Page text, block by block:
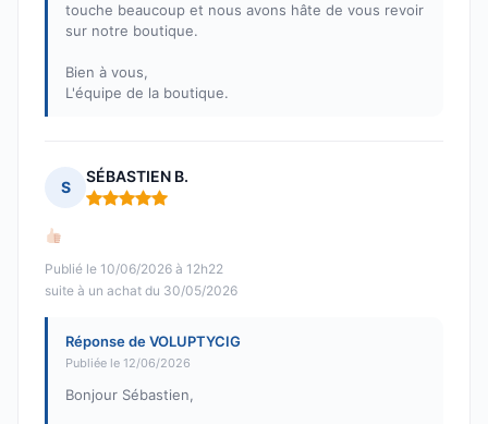
touche beaucoup et nous avons hâte de vous revoir
sur notre boutique.
Bien à vous,
L'équipe de la boutique.
S
SÉBASTIEN B.
Note : 5 sur 5
Publié le 10/06/2026 à 12h22
suite à un achat du 30/05/2026
Réponse de VOLUPTYCIG
Publiée le 12/06/2026
Bonjour Sébastien,